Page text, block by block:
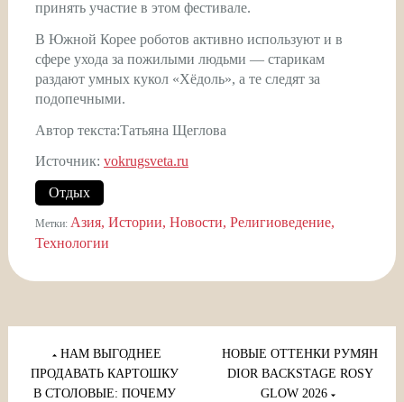
принять участие в этом фестивале.
В Южной Корее роботов активно используют и в
сфере ухода за пожилыми людьми — старикам
раздают умных кукол «Хёдоль», а те следят за
подопечными.
Автор текста:Татьяна Щеглова
Источник: vokrugsveta.ru
Отдых
Метки: Азия Истории Новости Религиоведение
Технологии
Навигация
по
НАМ ВЫГОДНЕЕ
ПРОДАВАТЬ КАРТОШКУ
В СТОЛОВЫЕ: ПОЧЕМУ
НОВЫЕ ОТТЕНКИ РУМЯН
DIOR BACKSTAGE ROSY
GLOW 2026